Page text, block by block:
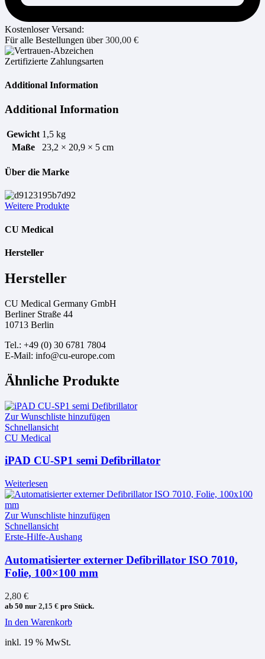
Kostenloser Versand:
Für alle Bestellungen über300,00 €
Zertifizierte Zahlungsarten
Additional Information
Additional Information
Gewicht 1,5 kg
Maße
23,2 × 20,9 × 5 cm
Über die Marke
Weitere Produkte
CU Medical
Hersteller
Hersteller
CU Medical Germany GmbH
Berliner Straße 44
10713 Berlin
Tel.: +49 (0) 30 6781 7804
E-Mail: info@cu-europe.com
Ähnliche Produkte
Zur Wunschliste hinzufügen
Schnellansicht
CU Medical
iPAD CU-SP1 semi Defibrillator
Weiterlesen
Zur Wunschliste hinzufügen
Schnellansicht
Erste-Hilfe-Aushang
Automatisierter externer Defibrillator ISO 7010,
Folie, 100×100 mm
2,80 €
ab 50 nur 2,15 € pro Stück.
In den Warenkorb
inkl. 19 % MwSt.